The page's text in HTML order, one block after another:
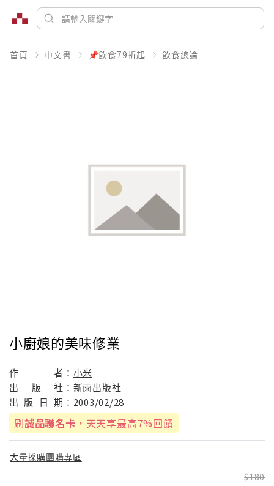
首頁 中文書 📌飲食79折起 飲食總論
小廚娘的美味修業
作 者： 小米
出
版 社： 新雨出版社
出 版 日 期： 2003/02/28
刷誠品聯名卡 ，天天享最高7%回饋
大量採購團購專區
180